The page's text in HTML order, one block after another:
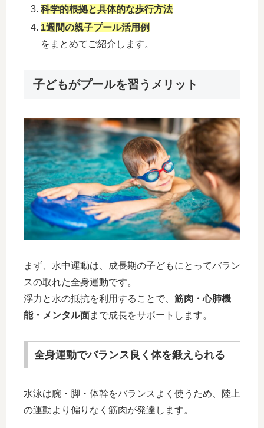
科学的根拠と具体的な歩行方法
1週間の親子プール活用例
をまとめてご紹介します。
子どもがプールを習うメリット
まず、水中運動は、成長期の子どもにとってバラン
スの取れた全身運動です。
浮力と水の抵抗を利用することで、 筋肉・心肺機
能・メンタル面まで成長をサポートします。
全身運動でバランス良く体を鍛えられる
水泳は腕・脚・体幹をバランスよく使うため、陸上
の運動より偏りなく筋肉が発達します。